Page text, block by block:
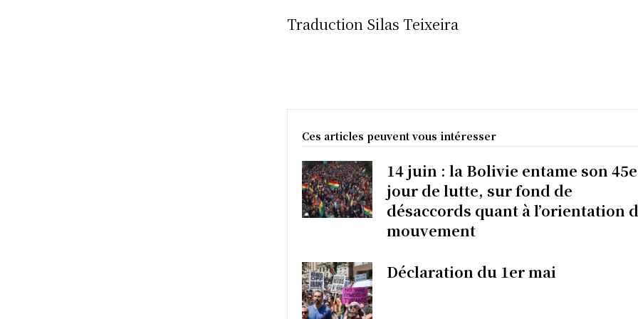
Traduction Silas Teixeira
Ces articles peuvent vous intéresser
14 juin : la Bolivie entame son 45e
jour de lutte, sur fond de
désaccords quant à l’orientation
mouvement
Déclaration du 1er mai